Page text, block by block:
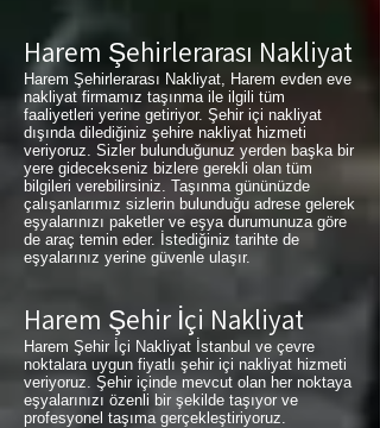
Harem Şehirlerarası Nakliyat
Harem Şehirlerarası Nakliyat, Harem evden eve
nakliyat firmamız taşınma ile ilgili tüm
faaliyetleri yerine getiriyor. Şehir içi nakliyat
dışında dilediğiniz şehire nakliyat hizmeti
veriyoruz. Sizler bulunduğunuz yerden başka bir
yere gidecekseniz bizlere gerekli olan tüm
bilgileri verebilirsiniz. Taşınma gününüzde
çalışanlarımız sizlerin bulunduğu adrese gelerek
eşyalarınızı paketler ve eşya durumunuza göre
de araç temin eder. İstediğiniz tarihte de
eşyalarınız yerine güvenle ulaşır.
Harem Şehir İçi Nakliyat
Harem Şehir İçi Nakliyat İstanbul ve çevre
noktalara uygun fiyatlı şehir içi nakliyat hizmeti
veriyoruz. Şehir içinde mevcut olan her noktaya
eşyalarınızı özenli bir şekilde taşıyor ve
profesyonel taşıma gerçekleştiriyoruz.